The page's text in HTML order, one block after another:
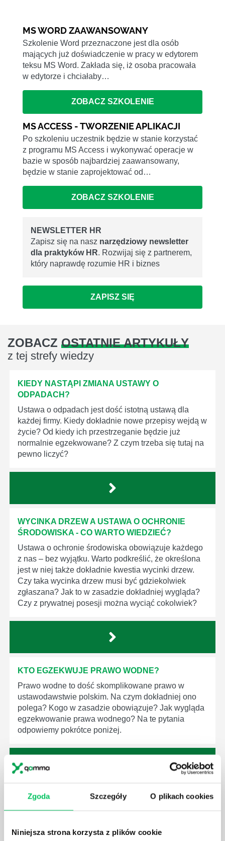
Zgoda Szczegóły O plikach cookies
Niniejsza strona korzysta z plików cookie
MS WORD ZAAWANSOWANY
Szkolenie Word przeznaczone jest dla osób
mających już doświadczenie w pracy w edytorem
teksu MS Word. Zakłada się, iż osoba pracowała
w edytorze i chciałaby…
ZOBACZ SZKOLENIE
MS ACCESS - TWORZENIE APLIKACJI
Po szkoleniu uczestnik będzie w stanie korzystać
z programu MS Access i wykonywać operacje w
bazie w sposób najbardziej zaawansowany,
będzie w stanie zaprojektować od…
ZOBACZ SZKOLENIE
NEWSLETTER HR
Zapisz się na nasz narzędziowy newsletter
dla praktyków HR. Rozwijaj się z partnerem,
który naprawdę rozumie HR i biznes
ZAPISZ SIĘ
ZOBACZ OSTATNIE ARTYKUŁY
z tej strefy wiedzy
KIEDY NASTĄPI ZMIANA USTAWY O
ODPADACH?
Ustawa o odpadach jest dość istotną ustawą dla
każdej firmy. Kiedy dokładnie nowe przepisy wejdą w
życie? Od kiedy ich przestrzeganie będzie już
normalnie egzekwowane? Z czym trzeba się tutaj na
pewno liczyć?
WYCINKA DRZEW A USTAWA O OCHRONIE
ŚRODOWISKA - CO WARTO WIEDZIEĆ?
Ustawa o ochronie środowiska obowiązuje każdego
z nas – bez wyjątku. Warto podkreślić, że określona
jest w niej także dokładnie kwestia wycinki drzew.
Czy taka wycinka drzew musi być gdziekolwiek
zgłaszana? Jak to w zasadzie dokładniej wygląda?
Czy z prywatnej posesji można wyciąć cokolwiek?
KTO EGZEKWUJE PRAWO WODNE?
Prawo wodne to dość skomplikowane prawo w
ustawodawstwie polskim. Na czym dokładniej ono
polega? Kogo w zasadzie obowiązuje? Jak wygląda
egzekwowanie prawa wodnego? Na te pytania
odpowiemy pokrótce poniżej.
GDZIE MOŻEMY ZAPOZNAĆ SIĘ Z
WYMAGANIAMI NORM JAKOŚCI WYROBÓW
W związku z ogromnym rozwojem dzisiejszego